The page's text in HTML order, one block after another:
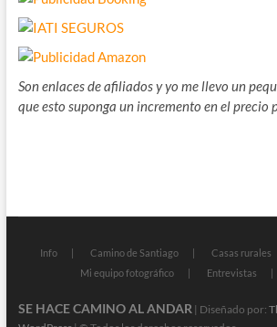
Son enlaces de afiliados y yo me llevo un
que esto suponga un incremento en el precio
Info Camino de Santiago Casas rurales
Mi equipo fotográfico
Entrevistas
SE HACE CAMINO AL ANDAR| Diseñado por: